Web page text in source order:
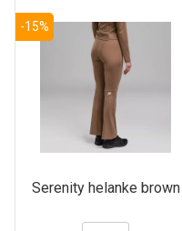
-15%
Serenity helanke brown